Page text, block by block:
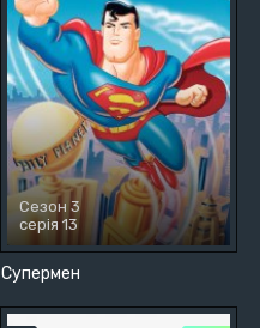
Супермен
Сезон 3
серія 13